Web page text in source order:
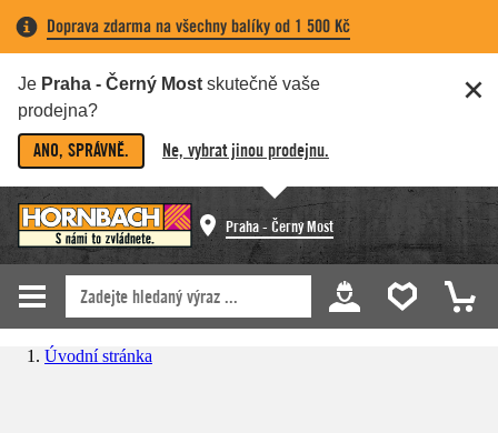
Doprava zdarma na všechny balíky od 1 500 Kč
Je Praha - Černý Most skutečně vaše
prodejna?
ANO, SPRÁVNĚ. Ne, vybrat jinou prodejnu.
Praha - Černý Most
Úvodní stránka